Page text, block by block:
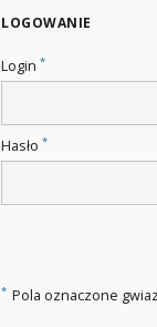
LOGOWANIE
Login *
Hasło *
* Pola oznaczone